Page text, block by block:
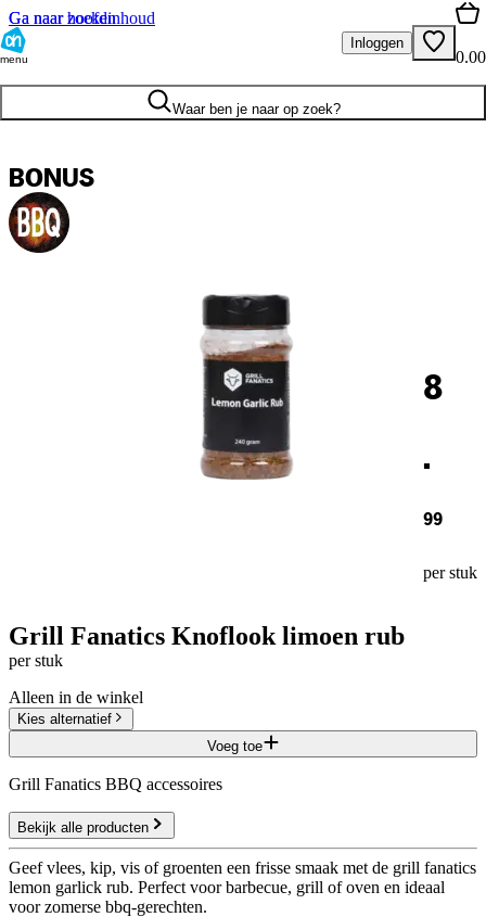
Ga naar hoofdinhoud
Ga naar zoeken
menu
Inloggen
0.00
Waar ben je naar op zoek?
BONUS
8
.
99
per stuk
Grill Fanatics Knoflook limoen rub
per stuk
Alleen in de winkel
Kies alternatief
Voeg toe
Grill Fanatics BBQ accessoires
Bekijk alle producten
Geef vlees, kip, vis of groenten een frisse smaak met de grill fanatics
lemon garlick rub. Perfect voor barbecue, grill of oven en ideaal
voor zomerse bbq-gerechten.